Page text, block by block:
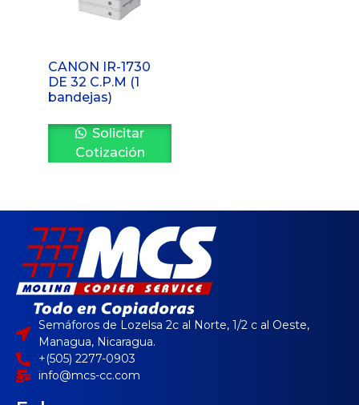
CANON IR-1730
DE 32 C.P.M (1
bandejas)
Solicitar
Cotización
Semáforos de Lozelsa 2c al Norte, 1/2 c al Oeste,
Managua, Nicaragua.
+(505) 2277-0903
info@mcs-cc.com